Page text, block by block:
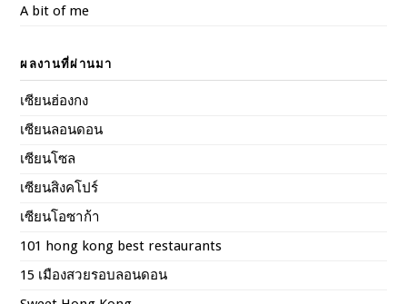
A bit of me
ผลงานที่ผ่านมา
เซียนฮ่องกง
เซียนลอนดอน
เซียนโซล
เซียนสิงคโปร์
เซียนโอซาก้า
101 hong kong best restaurants
15 เมืองสวยรอบลอนดอน